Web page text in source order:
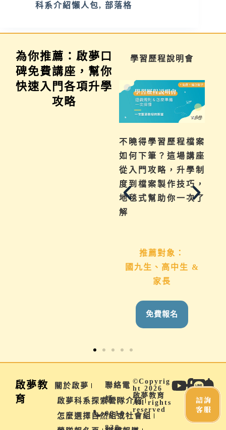
科系介紹懶人包, 部落格
為你推薦：啟夢口
碑免費講座，幫你
快速入門各項升學
攻略
家長講座 學習歷程說明會
不曉得學習歷程檔案
如何下筆？這場講座
從入門攻略，升學制
度到檔案製作技巧，
地毯式幫助你一次了
解
推薦對象：
國九生、高中生 &
家長
免費報名
啟夢教
育
關於啟夢
啟夢科系探索營隊介紹
怎麼選擇自然組或社會組
聯絡電
話 |
0910-
838-
©Copyrig
ht 2026
啟夢教育
All rights
reserved
諮詢
客服